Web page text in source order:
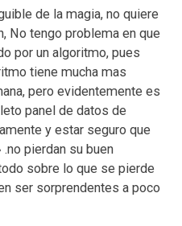
de la magia, no quiere
No tengo problema en que
por un algoritmo, pues
tiene mucha mas
pero evidentemente es
panel de datos de
y estar seguro que
pierdan su buen
sobre lo que se pierde
ser sorprendentes a poco